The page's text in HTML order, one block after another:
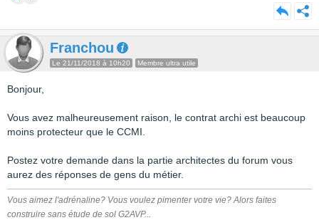
Franchou
Le 21/11/2018 à 10h20 Membre ultra utile
Bonjour,
Vous avez malheureusement raison, le contrat archi est beaucoup
moins protecteur que le CCMI.
Postez votre demande dans la partie architectes du forum vous
aurez des réponses de gens du métier.
Vous aimez l'adrénaline? Vous voulez pimenter votre vie? Alors faites
construire sans étude de sol G2AVP...